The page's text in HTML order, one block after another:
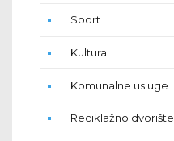
Sport
Kultura
Komunalne usluge
Reciklažno dvorište